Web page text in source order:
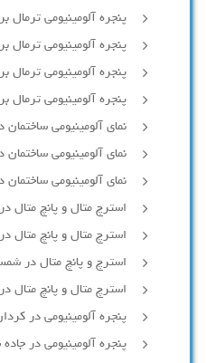
پنجره آلومینیومی
پنجره آلومینیومی
پنجره آلومینیومی ترمال
پنجره آلومینیومی ترمال
نمای آلومینیومی ساختمان
نمای آلومینیومی
نمای آلومینیومی ساختمان
استرچ متال و پانچ متال
استرچ متال و پانچ متال
استرچ و پانچ متال در
استرچ متال و پانچ متال
پنجره آلومینیومی در
پنجره آلومینیومی در جاده